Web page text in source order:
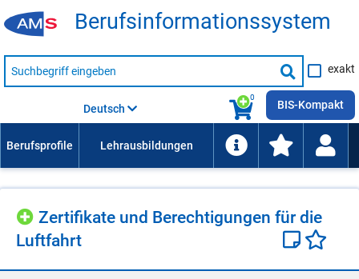
Be­rufs­in­for­ma­ti­ons­sys­tem
Suche
nach
Suche
starten
exakt
0
Deutsch BIS-Kompakt
Zer­ti­fi­ka­te und Be­rech­ti­gun­gen für die
Luft­fahrt